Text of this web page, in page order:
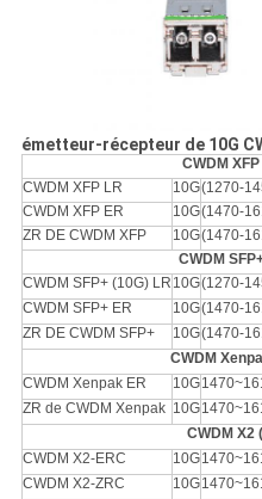
émetteur-récepteur de 10G
CWDM
CWDM XFP LR
10G(1270-
CWDM XFP ER
10G(1470-
ZR DE CWDM XFP
10G(1470-
CWDM
CWDM SFP+ (10G) LR 10G(1270-
CWDM SFP+ ER
10G(1470-
ZR DE CWDM SFP+
10G(1470-
CWDM
CWDM Xenpak ER
10G
ZR de CWDM Xenpak 10G
CWDM X2
CWDM X2-ERC
10G
CWDM X2-ZRC
10G